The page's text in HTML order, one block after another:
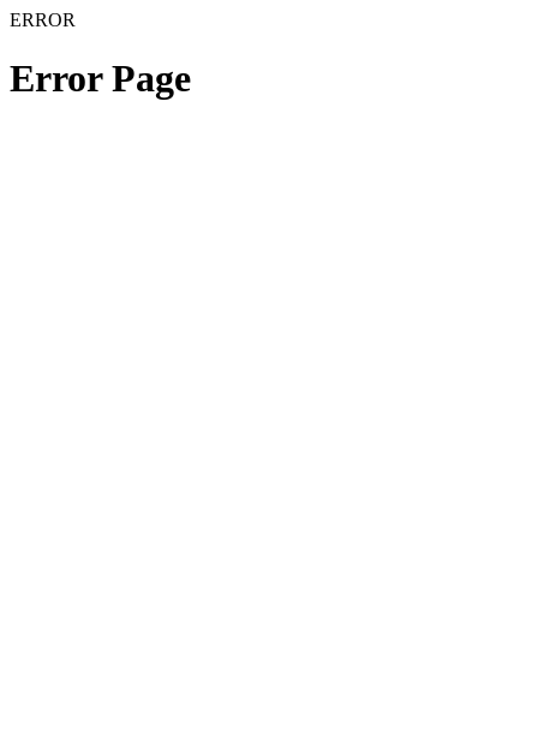
ERROR
Error Page